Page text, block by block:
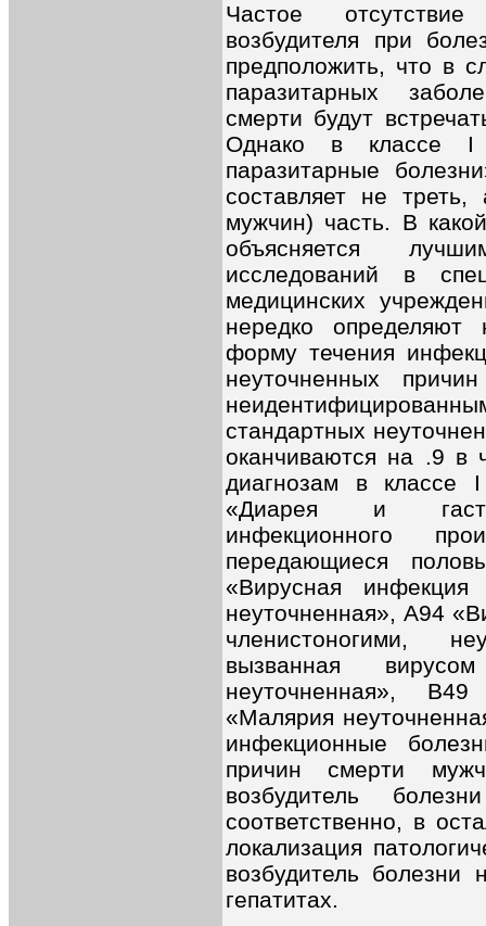
Частое
возбудителя при
предположить, что в
паразитарных
смерти будут
Однако в классе I
паразитарные
составляет не
мужчин) часть. В
объясняется
исследований в
медицинских
нередко определяют
форму течения
неуточненных
стандартных
оканчиваются на .9 в
диагнозам в классе
«Диарея и
инфекционного
передающиеся
«Вирусная
неуточненнaя», A94
членистоногими,
вызванная
неуточненнaя»,
«Малярия
инфекционные
причин смерти
возбудитель
соответственно, в
локализация
возбудитель болезни
гепатитах.